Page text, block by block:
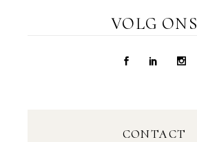
VOLG ONS
CONTACT